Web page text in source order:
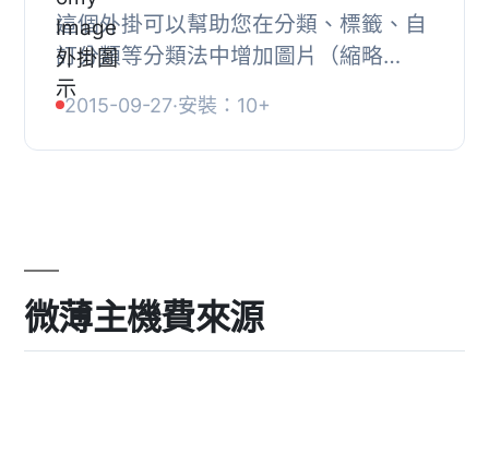
這個外掛可以幫助您在分類、標籤、自
訂分類等分類法中增加圖片（縮略
圖），並透過小工具或函數名稱
‘get_taxonomy_image($term_id)’ 來
顯示圖片...
2015-09-27·安裝：10+
微薄主機費來源